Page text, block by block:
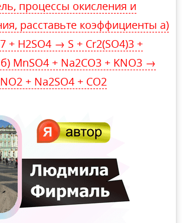
процессы окисления и
расставьте коэффициенты а)
+ H2SO4 → S + Cr2(SO4)3 +
MnSO4 + Na2CO3 + KNO3 →
+ Na2SO4 + CO2